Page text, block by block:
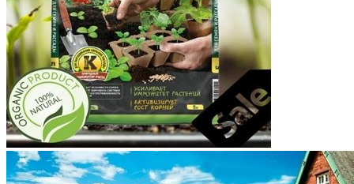
Костромская область
Краснодарский край
Красноярский край
Крым
Курганская область
Курская область